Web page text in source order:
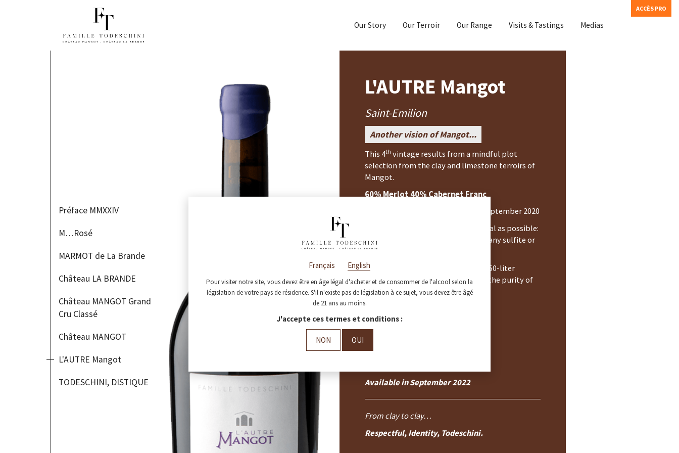
Our Story Our Terroir Our Range Visits & Tastings Medias
ACCÈS PRO
Préface MMXXIV
M…Rosé
MARMOT de La Brande
Château LA BRANDE
Château MANGOT Grand
Cru Classé
Château MANGOT
L'AUTRE Mangot
TODESCHINI, DISTIQUE
L'AUTRE Mangot
Saint-Emilion
Another vision of Mangot...
This 4th vintage results from a mindful plot
selection from the clay and limestone terroirs of
Mangot.
60% Merlot 40% Cabernet Franc
of September 2020
The winemaking process is as natural as possible:
we use native yeast and do not add any sulfite or
any other chemical inputs.
It was aged for 8 months in 160 to 750-liter
clay amphoras and jars to preserve the purity of
its fruit.
Bottled on the 3rd of March 2022
360
Available in September 2022
From clay to clay…
Respectful, Identity, Todeschini.
Français English
Pour visiter notre site, vous devez être en âge légal d'acheter et de consommer de l'alcool selon la
législation de votre pays de résidence. S'il n'existe pas de législation à ce sujet, vous devez être âgé
de 21 ans au moins.
J'accepte ces termes et conditions :
NON OUI